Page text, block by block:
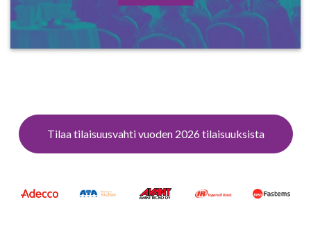
Tilaa tilaisuusvahti vuoden 2026 tilaisuuksista